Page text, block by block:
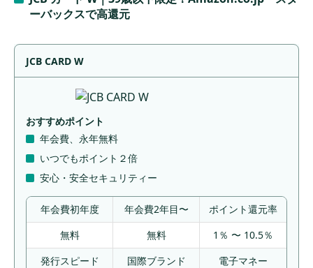
ーバックスで高還元
JCB CARD W
おすすめポイント
年会費、永年無料
いつでもポイント２倍
安心・安全セキュリティー
年会費初年度 年会費2年目〜
ポイント還元率
無料
無料
1％ 〜 10.5％
発行スピード
国際ブランド 電子マネー